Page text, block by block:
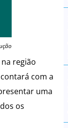
região
com a
uma
os